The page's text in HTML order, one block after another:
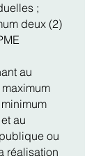
;
deux (2)
au
au
ou
réalisation